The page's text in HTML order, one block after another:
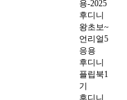
용-2025
후디니
왕초보~
언리얼5
응용
후디니
플립북1
기
후디니